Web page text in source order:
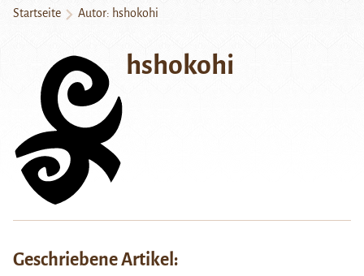
Startseite Autor: hshokohi
hshokohi
Geschriebene Artikel: